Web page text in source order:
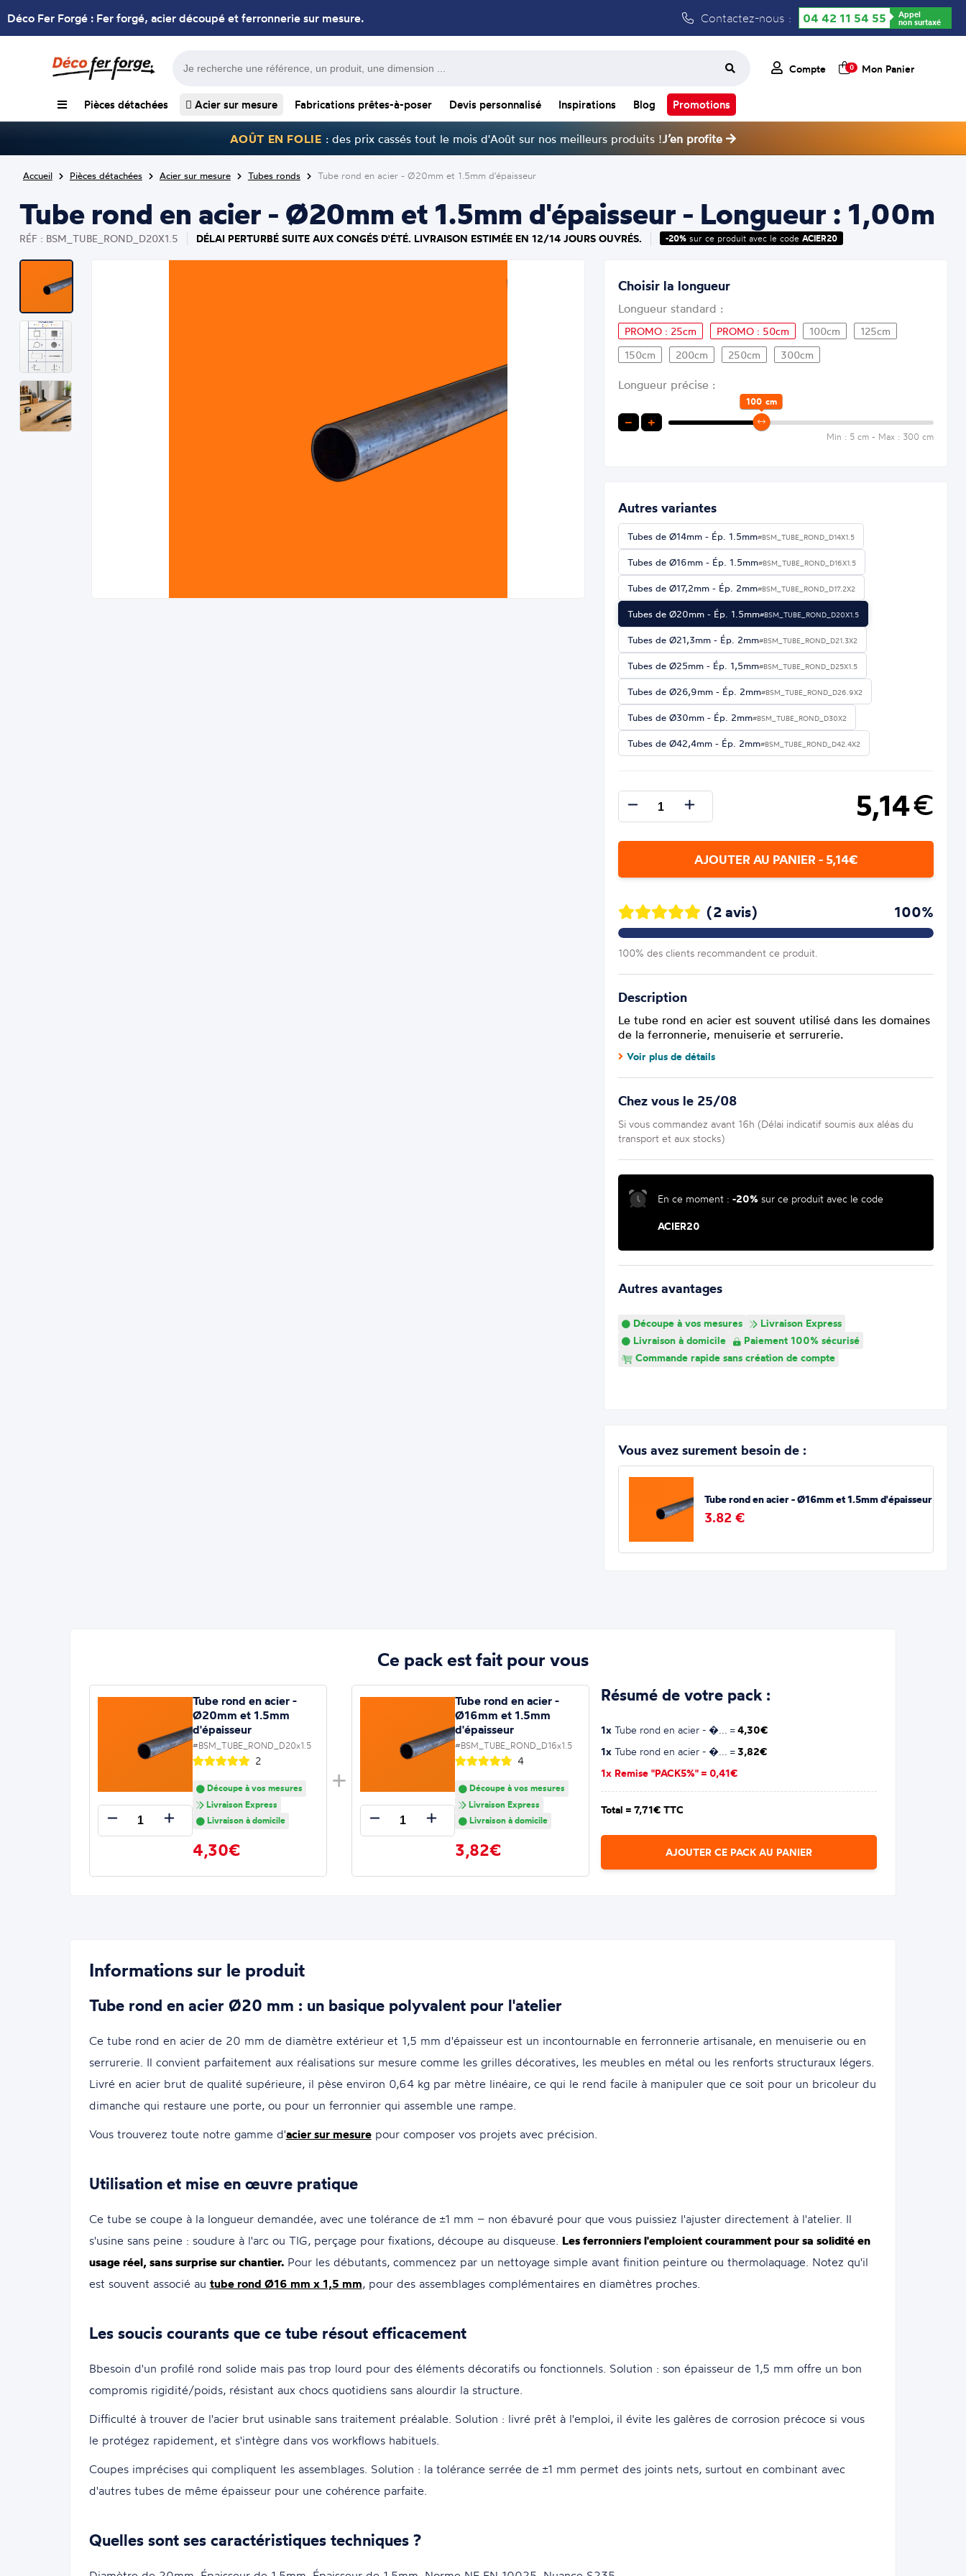
Déco Fer Forgé : Fer forgé, acier découpé et ferronnerie sur mesure. Contactez-nous : 04 42 11 54 55 Appel
non surtaxé
Compte 0 Mon Panier
Pièces détachées Acier sur mesure Fabrications prêtes-à-poser Devis personnalisé Inspirations Blog Promotions
AOÛT EN FOLIE : des prix cassés tout le mois d'Août sur nos meilleurs produits !J’en profite
Accueil Pièces détachées Acier sur mesure Tubes ronds Tube rond en acier - Ø20mm et 1.5mm d'épaisseur
Tube rond en acier - Ø20mm et 1.5mm d'épaisseur - Longueur : 1,00m
RÉF : BSM_TUBE_ROND_D20X1.5 DÉLAI PERTURBÉ SUITE AUX CONGÉS D'ÉTÉ. LIVRAISON ESTIMÉE EN 12/14 JOURS OUVRÉS. -20%sur ce produit avec le code ACIER20
Choisir la longueur
Longueur standard :
PROMO : 25cm PROMO : 50cm 100cm
125cm
150cm
200cm 250cm 300cm
Longueur précise :
− +
100 cm
Min : 5 cm - Max : 300 cm
Autres variantes
Tubes de Ø14mm - Ép. 1.5mm#BSM_TUBE_ROND_D14X1.5
Tubes de Ø16mm - Ép. 1.5mm#BSM_TUBE_ROND_D16X1.5
Tubes de Ø17,2mm - Ép. 2mm#BSM_TUBE_ROND_D17.2X2
Tubes de Ø20mm - Ép. 1.5mm#BSM_TUBE_ROND_D20X1.5
Tubes de Ø21,3mm - Ép. 2mm#BSM_TUBE_ROND_D21.3X2
Tubes de Ø25mm - Ép. 1,5mm#BSM_TUBE_ROND_D25X1.5
Tubes de Ø26,9mm - Ép. 2mm#BSM_TUBE_ROND_D26.9X2
Tubes de Ø30mm - Ép. 2mm#BSM_TUBE_ROND_D30X2
Tubes de Ø42,4mm - Ép. 2mm#BSM_TUBE_ROND_D42.4X2
5,14€
AJOUTER AU PANIER - 5,14€
(2 avis) 100%
100% des clients recommandent ce produit.
Description
Le tube rond en acier est souvent utilisé dans les domaines
de la ferronnerie, menuiserie et serrurerie.
Voir plus de détails
Chez vous le 25/08
Si vous commandez avant 16h (Délai indicatif soumis aux aléas du
transport et aux stocks)
En ce moment : -20%sur ce produit avec le code
ACIER20
Autres avantages
Découpe à vos mesures
Livraison Express
Livraison à domicile
Paiement 100% sécurisé
Commande rapide sans création de compte
Vous avez surement besoin de :
Tube rond en acier - Ø16mm et 1.5mm d'épaisseur
3.82 €
Ce pack est fait pour vous
Tube rond en acier -
Ø20mm et 1.5mm
d'épaisseur
#BSM_TUBE_ROND_D20x1.5
2
Découpe à vos mesures
Livraison Express
Livraison à domicile
4,30€
Tube rond en acier -
Ø16mm et 1.5mm
d'épaisseur
#BSM_TUBE_ROND_D16x1.5
4
Découpe à vos mesures
Livraison Express
Livraison à domicile
3,82€
Résumé de votre pack :
1x Tube rond en acier - �... =4,30€
1x Tube rond en acier - �... = 3,82€
1x Remise "PACK5%" = 0,41€
Total =7,71€ TTC
AJOUTER CE PACK AU PANIER
Informations sur le produit
Tube rond en acier Ø20 mm : un basique polyvalent pour l'atelier
Ce tube rond en acier de 20 mm de diamètre extérieur et 1,5 mm d'épaisseur est un incontournable en ferronnerie artisanale, en menuiserie ou en
serrurerie. Il convient parfaitement aux réalisations sur mesure comme les grilles décoratives, les meubles en métal ou les renforts structuraux légers.
Livré en acier brut de qualité supérieure, il pèse environ 0,64 kg par mètre linéaire, ce qui le rend facile à manipuler que ce soit pour un bricoleur du
dimanche qui restaure une porte, ou pour un ferronnier qui assemble une rampe.
Vous trouverez toute notre gamme d'acier sur mesurepour composer vos projets avec précision.
Utilisation et mise en œuvre pratique
Ce tube se coupe à la longueur demandée, avec une tolérance de ±1 mm – non ébavuré pour que vous puissiez l'ajuster directement à l'atelier. Il
s'usine sans peine : soudure à l'arc ou TIG, perçage pour fixations, découpe au disqueuse. Les ferronniers l'emploient couramment pour sa solidité en
usage réel, sans surprise sur chantier.Pour les débutants, commencez par un nettoyage simple avant finition peinture ou thermolaquage. Notez qu'il
est souvent associé au tube rond Ø16 mm x 1,5 mm, pour des assemblages complémentaires en diamètres proches.
Les soucis courants que ce tube résout efficacement
Bbesoin d'un profilé rond solide mais pas trop lourd pour des éléments décoratifs ou fonctionnels. Solution : son épaisseur de 1,5 mm offre un bon
compromis rigidité/poids, résistant aux chocs quotidiens sans alourdir la structure.
Difficulté à trouver de l'acier brut usinable sans traitement préalable. Solution : livré prêt à l'emploi, il évite les galères de corrosion précoce si vous
le protégez rapidement, et s'intègre dans vos workflows habituels.
Coupes imprécises qui compliquent les assemblages. Solution : la tolérance serrée de ±1 mm permet des joints nets, surtout en combinant avec
d'autres tubes de même épaisseur pour une cohérence parfaite.
Quelles sont ses caractéristiques techniques ?